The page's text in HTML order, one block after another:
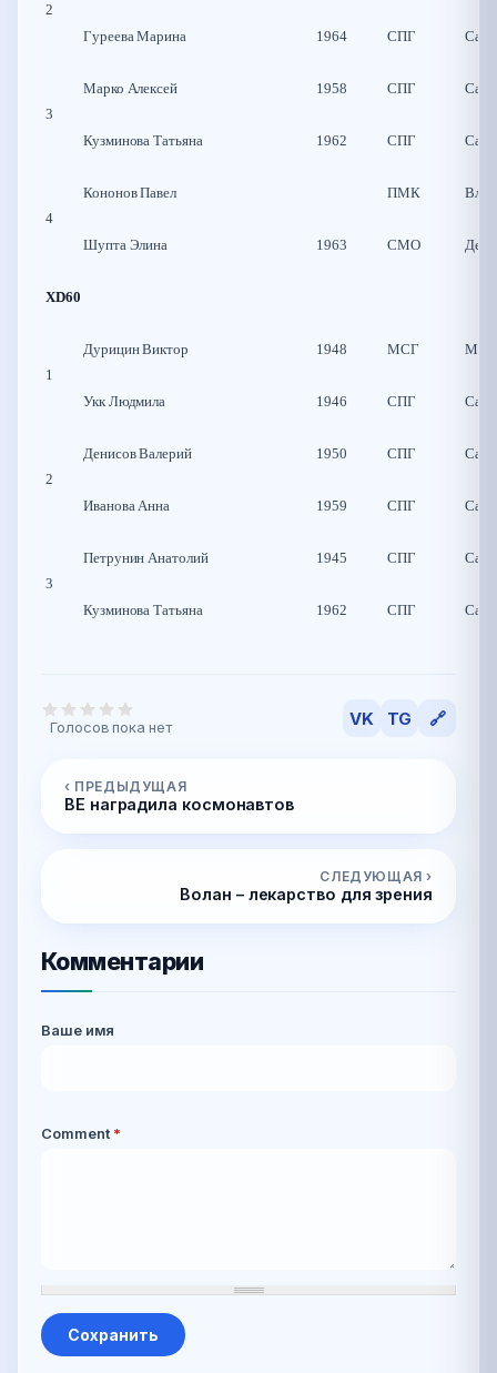
2
Гуреева Марина 1964 СПГ
3
Марко Алексей 1958 СПГ
Кузминова Татьяна 1962 СПГ
4
Кононов Павел ПМК
Шупта Элина 1963 СМО
XD60
1
Дурицин Виктор 1948 МСГ
Укк Людмила 1946 СПГ
2
Денисов Валерий 1950 СПГ
Иванова Анна 1959 СПГ
3
Петрунин Анатолий 1945 СПГ
Кузминова Татьяна 1962 СПГ
Голосов пока нет VK TG 🔗
‹ ПРЕДЫДУЩАЯ
ВЕ наградила космонавтов
СЛЕДУЮЩАЯ ›
Волан – лекарство для зрения
Комментарии
Ваше имя
Comment *